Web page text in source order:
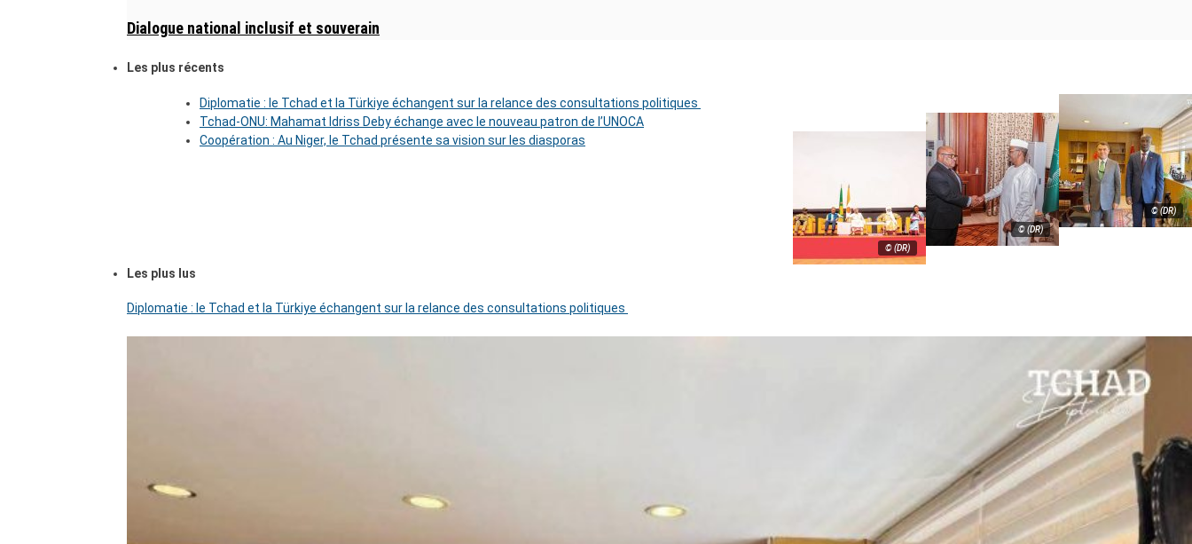
Dialogue national inclusif et souverain
Les plus récents
© (DR)
Diplomatie : le Tchad et la Türkiye échangent sur la relance des consultations politiques
© (DR)
Tchad-ONU: Mahamat Idriss Deby échange avec le nouveau patron de l’UNOCA
© (DR)
Coopération : Au Niger, le Tchad présente sa vision sur les diasporas
Les plus lus
Diplomatie : le Tchad et la Türkiye échangent sur la relance des consultations politiques